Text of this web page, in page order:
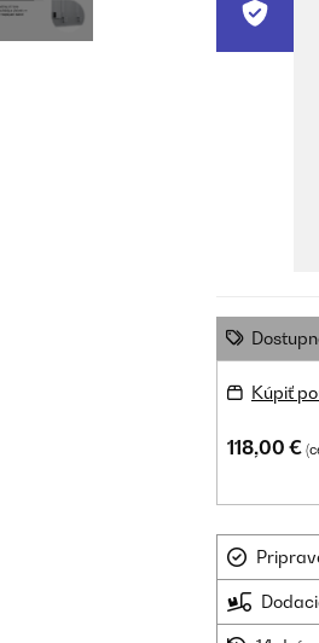
Kúpiť
118,00 €